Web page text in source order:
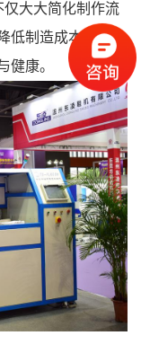
大大简化制作流
低制造成本，还改
健康。